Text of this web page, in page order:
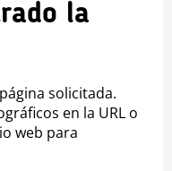
la
solicitada.
en la URL o
web para